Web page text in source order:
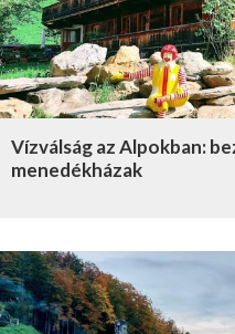
Vízválság az Alpokban:
menedékházak